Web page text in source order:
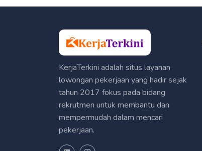
KerjaTerkini adalah situs layanan
lowongan pekerjaan yang hadir sejak
tahun 2017 fokus pada bidang
rekrutmen untuk membantu dan
mempermudah dalam mencari
pekerjaan.